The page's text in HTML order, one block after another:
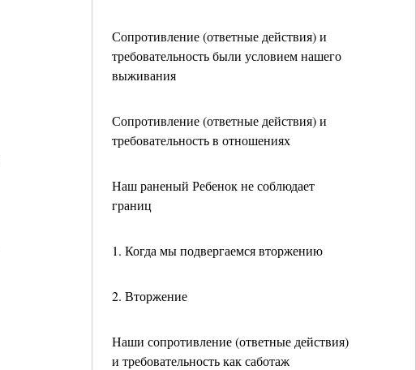
Сопротивление (ответные действия) и
требовательность были условием нашего
выживания
Сопротивление (ответные действия) и
требовательность в отношениях
Наш раненый Ребенок не соблюдает
границ
1. Когда мы подвергаемся вторжению
2. Вторжение
Наши сопротивление (ответные действия)
и требовательность как саботаж